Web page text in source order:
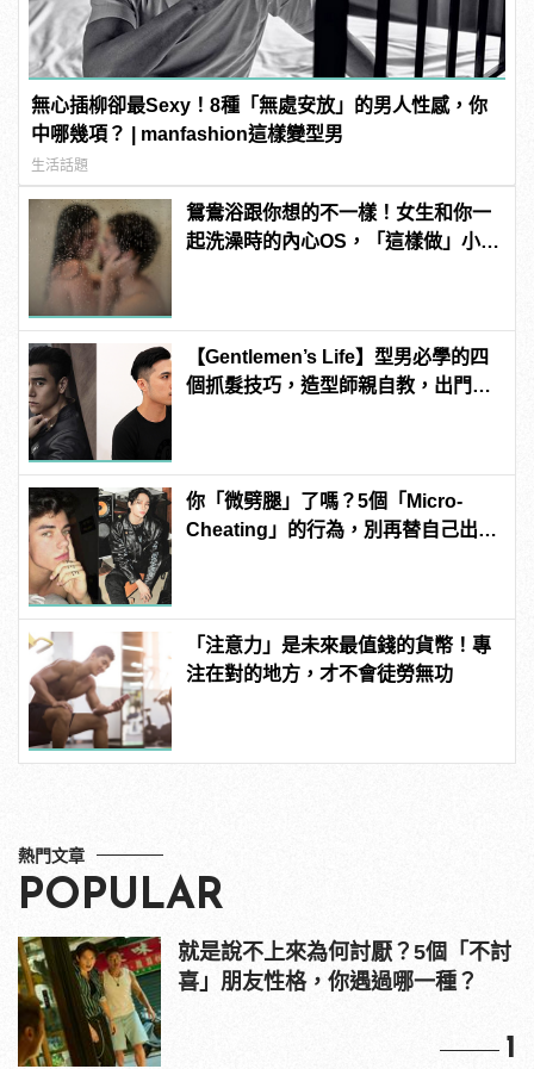
無心插柳卻最Sexy！8種「無處安放」的男人性感，你
中哪幾項？ | manfashion這樣變型男
生活話題
鴛鴦浴跟你想的不一樣！女生和你一
起洗澡時的內心OS，「這樣做」小心
【Gentlemen’s Life】型男必學的四
個抓髮技巧，造型師親自教，出門約
你「微劈腿」了嗎？5個「Micro-
Cheating」的行為，別再替自己出軌
「注意力」是未來最值錢的貨幣！專
注在對的地方，才不會徒勞無功
熱門文章
POPULAR
就是說不上來為何討厭？5個「不討
喜」朋友性格，你遇過哪一種？
1